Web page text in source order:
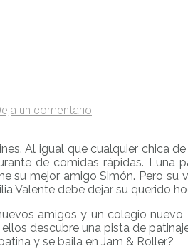
un comentario
Al igual que cualquier chica
de comidas rápidas.
su mejor amigo Simón. Pero
Valente debe dejar su querido
amigos y un colegio
descubre una pista de
y se baila en Jam & Roller?